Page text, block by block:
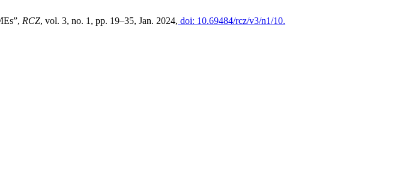
RCZ, vol. 3, no. 1, pp. 19–35, Jan. 2024, doi: 10.69484/rcz/v3/n1/10.